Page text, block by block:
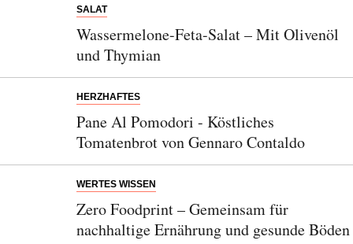
SALAT
Wassermelone-Feta-Salat – Mit Olivenöl
und Thymian
HERZHAFTES
Pane Al Pomodori - Köstliches
Tomatenbrot von Gennaro Contaldo
WERTES WISSEN
Zero Foodprint – Gemeinsam für
nachhaltige Ernährung und gesunde Böden